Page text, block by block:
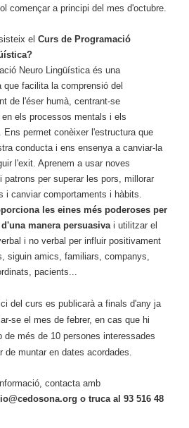
començar a principi del mes d'octubre.
elCurs de Programació
Neuro Lingüística és una
que facilita la comprensió del
de l'éser humà, centrant-se
els processos mentals i els
Ens permet conèixer l'estructura que
conducta i ens ensenya a canviar-la
l'exit. Aprenem a usar noves
patrons per superar les pors, millorar
i canviar comportaments i hàbits.
les eines més poderoses per
manera persuasivai utilitzar el
i no verbal per influir positivament
siguin amics, familiars, companys,
pacients...
del curs es publicarà a finals d'any ja
se el mes de febrer, en cas que hi
de més de 10 persones interessades
de muntar en dates acordades.
contacta amb
o truca al 93 516 48